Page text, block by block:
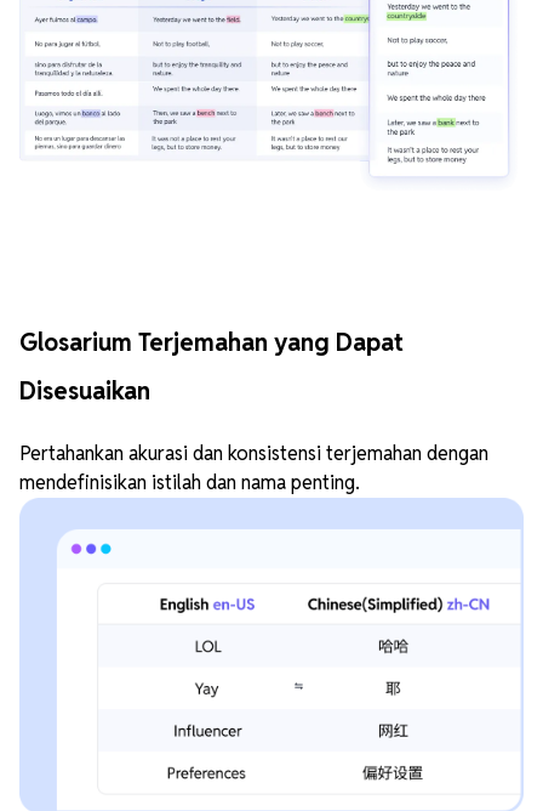
Glosarium Terjemahan yang Dapat
Disesuaikan
Pertahankan akurasi dan konsistensi terjemahan dengan
mendefinisikan istilah dan nama penting.